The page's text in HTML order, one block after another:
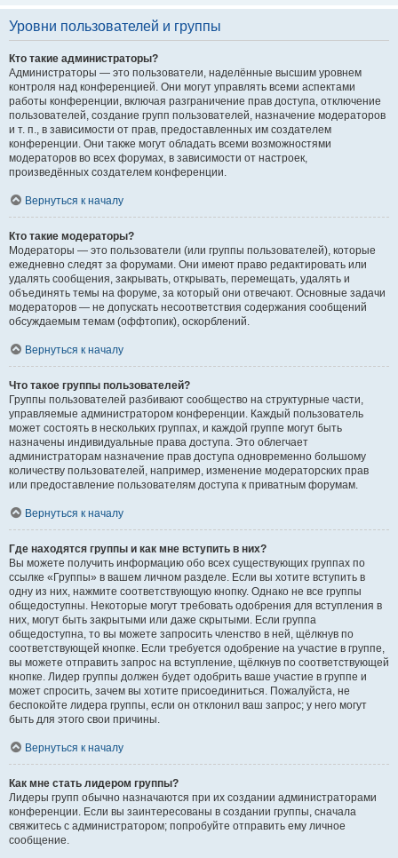
Уровни пользователей и группы
Кто такие администраторы?
Администраторы — это пользователи, наделённые высшим уровнем
контроля над конференцией. Они могут управлять всеми аспектами
работы конференции, включая разграничение прав доступа, отключение
пользователей, создание групп пользователей, назначение модераторов
и т. п., в зависимости от прав, предоставленных им создателем
конференции. Они также могут обладать всеми возможностями
модераторов во всех форумах, в зависимости от настроек,
произведённых создателем конференции.
Вернуться к началу
Кто такие модераторы?
Модераторы — это пользователи (или группы пользователей), которые
ежедневно следят за форумами. Они имеют право редактировать или
удалять сообщения, закрывать, открывать, перемещать, удалять и
объединять темы на форуме, за который они отвечают. Основные задачи
модераторов — не допускать несоответствия содержания сообщений
обсуждаемым темам (оффтопик), оскорблений.
Вернуться к началу
Что такое группы пользователей?
Группы пользователей разбивают сообщество на структурные части,
управляемые администратором конференции. Каждый пользователь
может состоять в нескольких группах, и каждой группе могут быть
назначены индивидуальные права доступа. Это облегчает
администраторам назначение прав доступа одновременно большому
количеству пользователей, например, изменение модераторских прав
или предоставление пользователям доступа к приватным форумам.
Вернуться к началу
Где находятся группы и как мне вступить в них?
Вы можете получить информацию обо всех существующих группах по
ссылке «Группы» в вашем личном разделе. Если вы хотите вступить в
одну из них, нажмите соответствующую кнопку. Однако не все группы
общедоступны. Некоторые могут требовать одобрения для вступления в
них, могут быть закрытыми или даже скрытыми. Если группа
общедоступна, то вы можете запросить членство в ней, щёлкнув по
соответствующей кнопке. Если требуется одобрение на участие в группе,
вы можете отправить запрос на вступление, щёлкнув по соответствующей
кнопке. Лидер группы должен будет одобрить ваше участие в группе и
может спросить, зачем вы хотите присоединиться. Пожалуйста, не
беспокойте лидера группы, если он отклонил ваш запрос; у него могут
быть для этого свои причины.
Вернуться к началу
Как мне стать лидером группы?
Лидеры групп обычно назначаются при их создании администраторами
конференции. Если вы заинтересованы в создании группы, сначала
свяжитесь с администратором; попробуйте отправить ему личное
сообщение.